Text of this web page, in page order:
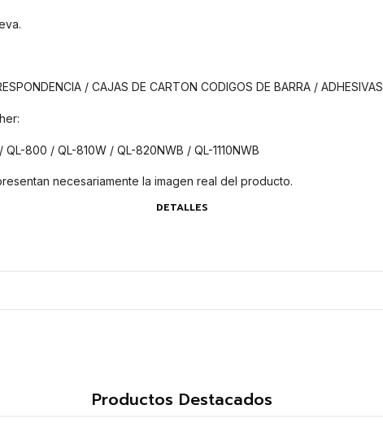
/ CAJAS DE CARTON CODIGOS DE BARRA / ADHESIVAS
800 / QL-810W / QL-820NWB / QL-1110NWB
necesariamente la imagen real del producto.
DETALLES
Productos Destacados